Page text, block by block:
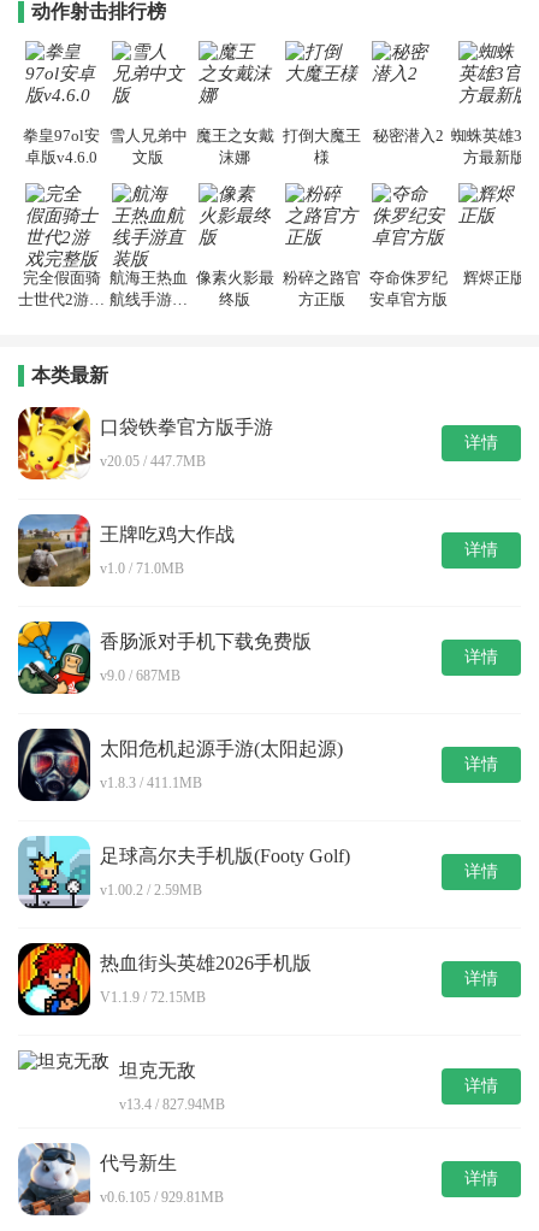
动作射击排行榜
拳皇97ol安
卓版v4.6.0
雪人兄弟中
文版
魔王之女戴
沫娜
打倒大魔王
様
秘密潜入2 蜘蛛英雄3官
方最新版
完全假面骑
士世代2游戏
航海王热血
航线手游直
像素火影最
终版
粉碎之路官
方正版
夺命侏罗纪
安卓官方版
辉烬正版
本类最新
口袋铁拳官方版手游
v20.05 / 447.7MB
详情
王牌吃鸡大作战
v1.0 / 71.0MB
详情
香肠派对手机下载免费版
v9.0 / 687MB
详情
太阳危机起源手游(太阳起源)
v1.8.3 / 411.1MB
详情
足球高尔夫手机版(Footy Golf)
v1.00.2 / 2.59MB
详情
热血街头英雄2026手机版
V1.1.9 / 72.15MB
详情
坦克无敌
v13.4 / 827.94MB
详情
代号新生
v0.6.105 / 929.81MB
详情